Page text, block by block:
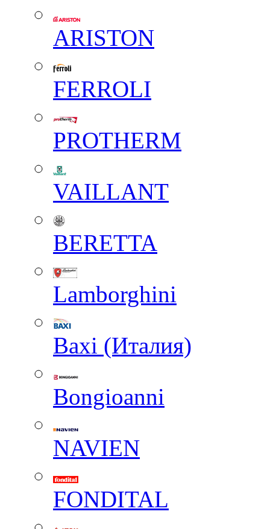
ARISTON
FERROLI
PROTHERM
VAILLANT
BERETTA
Lamborghini
Baxi (Италия)
Вongioanni
NAVIEN
FONDITAL